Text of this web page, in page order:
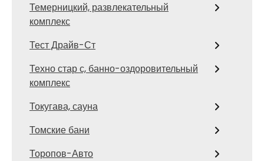
Темерницкий, развлекательный
комплекс
Тест Драйв-Ст
Техно стар с, банно-оздоровительный
комплекс
Токугава, сауна
Томские бани
Торопов-Авто